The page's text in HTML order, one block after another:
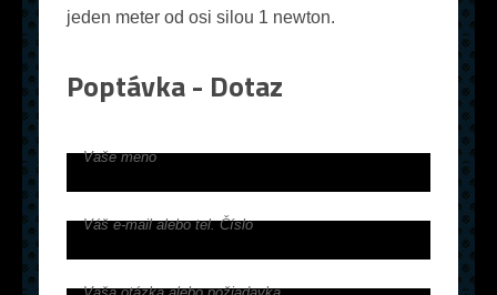
jeden meter od osi silou 1 newton.
Poptávka - Dotaz
Vaše meno
Váš e-mail alebo tel. Číslo